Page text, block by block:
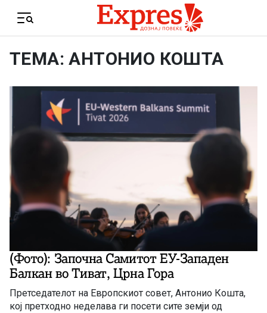
Menu
ТЕМА: АНТОНИО КОШТА
(Фото): Започна Самитот ЕУ-Западен
Балкан во Тиват, Црна Гора
Претседателот на Европскиот совет, Антонио Кошта,
кој претходно неделава ги посети сите земји од